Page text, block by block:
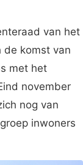
van het
de komst van
met het
november
nog van
inwoners